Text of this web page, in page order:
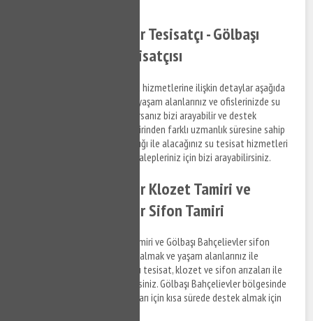
Gölbaşı Bahçelievler Tesisatçı - Gölbaşı
Bahçelievler Su Tesisatçısı
Gölbaşı Bahçelievler su tesisat hizmetlerine ilişkin detaylar aşağıda
Denizlilandığı şekildedir. Sizde yaşam alanlarınız ve ofislerinizde su
tesisat ile ilgili bir arıza yaşıyorsanız bizi arayabilir ve destek
taleplerinizi iletebilirsiniz. Birbirinden farklı uzmanlık süresine sahip
anlaşmalı iş ortaklarımız aracılığı ile alacağınız su tesisat hizmetleri
ile ilgili bilgi almak ve destek talepleriniz için bizi arayabilirsiniz.
Gölbaşı Bahçelievler Klozet Tamiri ve
Gölbaşı Bahçelievler Sifon Tamiri
Gölbaşı Bahçelievler klozet tamiri ve Gölbaşı Bahçelievler sifon
tamiri hizmetlerine ilişkin bilgi almak ve yaşam alanlarınız ile
ofislerinizde meydana gelen su tesisat, klozet ve sifon arızaları ile
ilgili bizi arayabilir, bilgi alabilirsiniz. Gölbaşı Bahçelievler bölgesinde
yaşayacağınız su tesisat arızaları için kısa sürede destek almak için